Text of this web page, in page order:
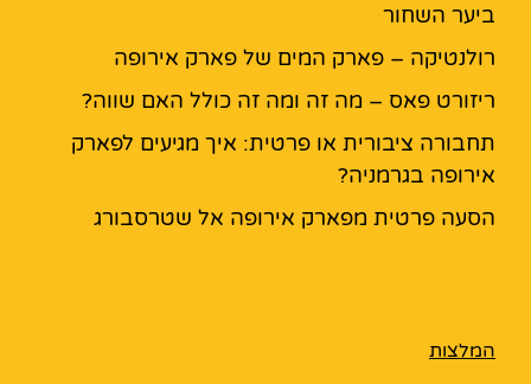
ביער השחור
רולנטיקה – פארק המים של פארק אירופה
ריזורט פאס – מה זה ומה זה כולל האם שווה?
תחבורה ציבורית או פרטית: איך מגיעים לפארק
אירופה בגרמניה?
הסעה פרטית מפארק אירופה אל שטרסבורג
המלצות